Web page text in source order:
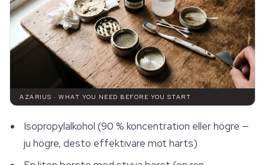
AZARIUS · WHAT YOU NEED BEFORE YOU START
Isopropylalkohol (90 % koncentration eller högre —
ju högre, desto effektivare mot harts)